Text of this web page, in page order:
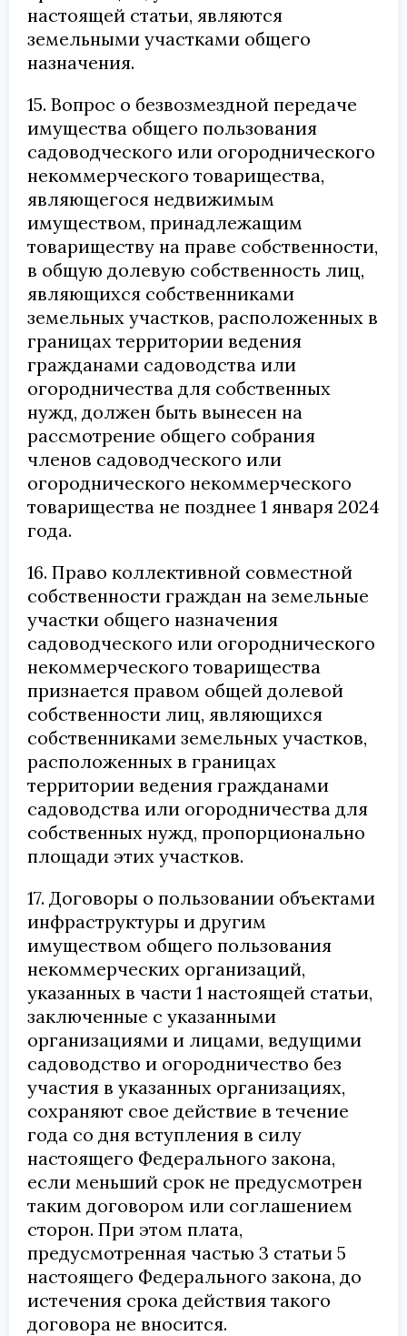
настоящей статьи, являются
земельными участками общего
назначения.
15. Вопрос о безвозмездной передаче
имущества общего пользования
садоводческого или огороднического
некоммерческого товарищества,
являющегося недвижимым
имуществом, принадлежащим
товариществу на праве собственности,
в общую долевую собственность лиц,
являющихся собственниками
земельных участков, расположенных в
границах территории ведения
гражданами садоводства или
огородничества для собственных
нужд, должен быть вынесен на
рассмотрение общего собрания
членов садоводческого или
огороднического некоммерческого
товарищества не позднее 1 января 2024
года.
16. Право коллективной совместной
собственности граждан на земельные
участки общего назначения
садоводческого или огороднического
некоммерческого товарищества
признается правом общей долевой
собственности лиц, являющихся
собственниками земельных участков,
расположенных в границах
территории ведения гражданами
садоводства или огородничества для
собственных нужд, пропорционально
площади этих участков.
17. Договоры о пользовании объектами
инфраструктуры и другим
имуществом общего пользования
некоммерческих организаций,
указанных в части 1 настоящей статьи,
заключенные с указанными
организациями и лицами, ведущими
садоводство и огородничество без
участия в указанных организациях,
сохраняют свое действие в течение
года со дня вступления в силу
настоящего Федерального закона,
если меньший срок не предусмотрен
таким договором или соглашением
сторон. При этом плата,
предусмотренная частью 3 статьи 5
настоящего Федерального закона, до
истечения срока действия такого
договора не вносится.